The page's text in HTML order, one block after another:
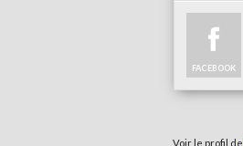
FACEBOOK
Voir le profil de